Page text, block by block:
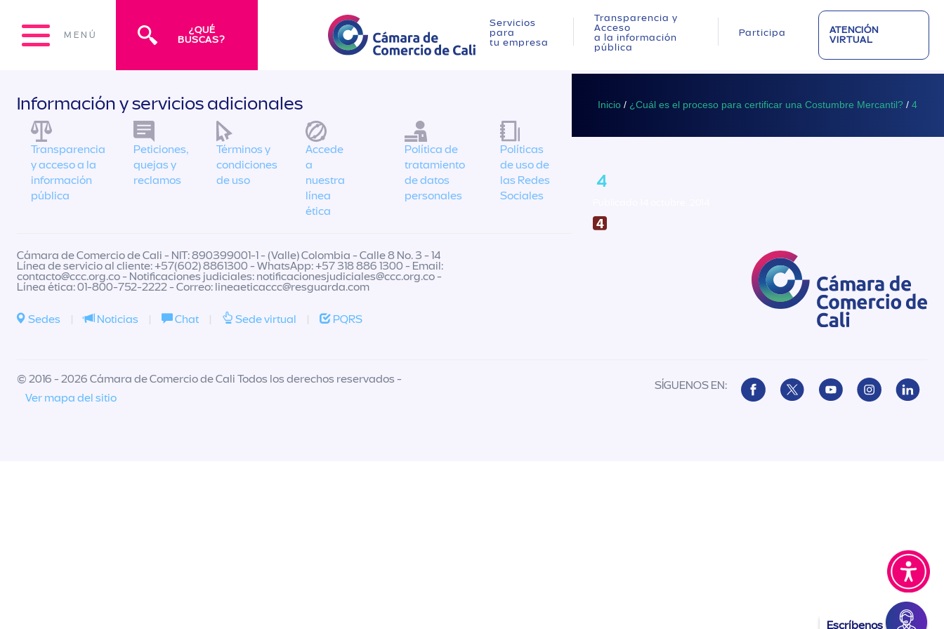
MENÚ
¿QUÉ
BUSCAS?
Servicios
para
tu empresa
Transparencia y
Acceso
a la información
pública
Participa
ATENCIÓN
VIRTUAL
Inicio / ¿Cuál es el proceso para certificar una Costumbre Mercantil? / 4
4
Escríbenos
Información y servicios adicionales
Transparencia
y acceso a la
información
pública
Peticiones,
quejas y
reclamos
Términos y
condiciones
de uso
Accede
a
nuestra
línea
ética
Política de
tratamiento
de datos
personales
Políticas
de uso de
las Redes
Sociales
Cámara de Comercio de Cali - NIT: 890399001-1 - (Valle) Colombia - Calle 8 No. 3 - 14
Línea de servicio al cliente: +57(602) 8861300 - WhatsApp: +57 318 886 1300 - Email:
contacto@ccc.org.co- Notificaciones judiciales: notificacionesjudiciales@ccc.org.co-
Línea ética: 01-800-752-2222 - Correo: lineaeticaccc@resguarda.com
Sedes | Noticias | Chat | Sede virtual | PQRS
© 2016 - 2026 Cámara de Comercio de Cali Todos los derechos reservados -
Ver mapa del sitio
SÍGUENOS EN: